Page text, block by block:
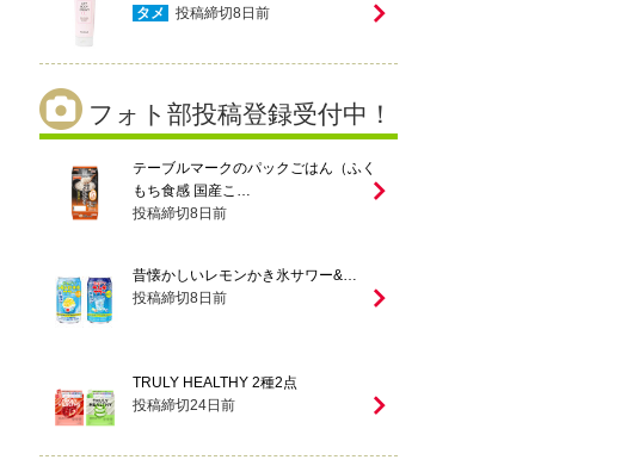
タメ
投稿締切8日前
フォト部投稿登録受付中！
テーブルマークのパックごはん（ふく
もち食感 国産こ…
投稿締切8日前
昔懐かしいレモンかき氷サワー&…
投稿締切8日前
TRULY HEALTHY 2種2点
投稿締切24日前